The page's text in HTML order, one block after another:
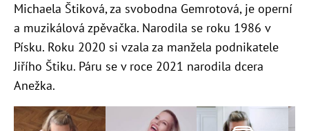
Michaela Štiková, za svobodna Gemrotová, je operní
a muzikálová zpěvačka. Narodila se roku 1986 v
Písku. Roku 2020 si vzala za manžela podnikatele
Jiřího Štiku. Páru se v roce 2021 narodila dcera
Anežka.